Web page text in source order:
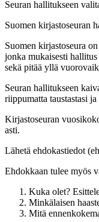
Seuran hallitukseen
Suomen kirjastoseuran
Suomen kirjastoseura
jonka mukaisesti
sekä pitää yllä
Seuran hallitukseen
riippumatta taustastasi
Kirjastoseuran
asti.
Lähetä ehdokastiedot
Ehdokkaan tulee myös
Kuka olet?
Minkälaisen
Mitä